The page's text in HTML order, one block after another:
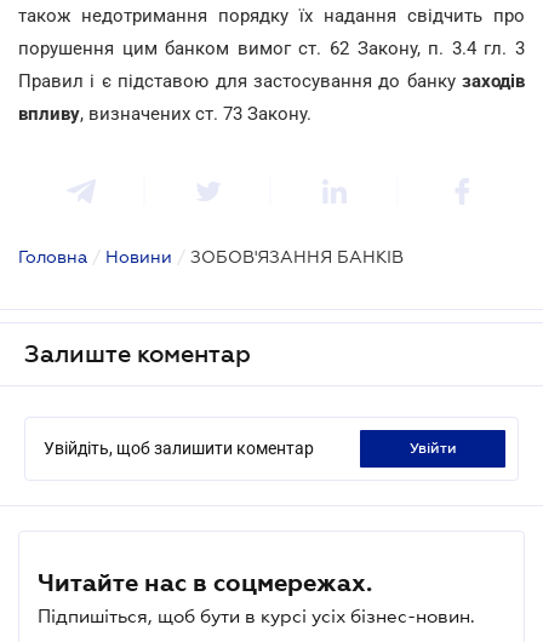
також недотримання порядку їх надання свідчить про
порушення цим банком вимог ст. 62 Закону, п. 3.4 гл. 3
Правил і є підставою для застосування до банку заходів
впливу, визначених ст. 73 Закону.
Головна / Новини / ЗОБОВ'ЯЗАННЯ БАНКІВ
Залиште коментар
Увійдіть, щоб залишити коментар увійти
Читайте нас в соцмережах.
Підпишіться, щоб бути в курсі усіх бізнес-новин.